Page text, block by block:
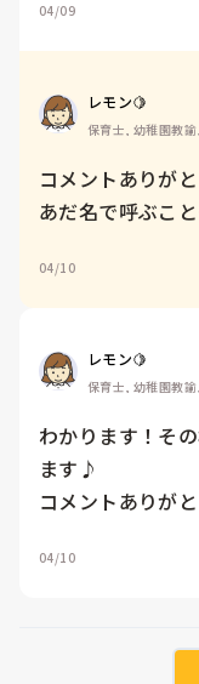
04/09
レモン🍋
保育士, 幼稚園教
コメントありが
あだ名で呼ぶこ
04/10
レモン🍋
保育士, 幼稚園教
わかります！そ
ます♪
コメントありが
04/10